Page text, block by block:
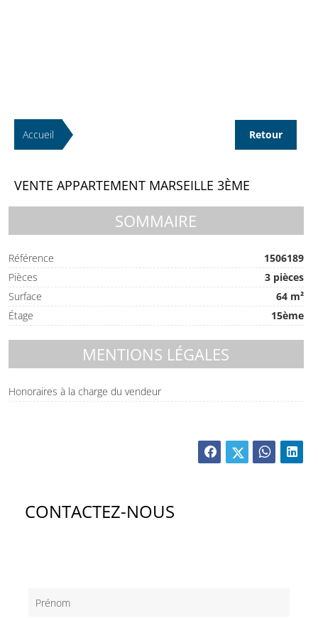
Accueil Retour
VENTE APPARTEMENT MARSEILLE 3ÈME
SOMMAIRE
Référence
1506189
Pièces
3 pièces
Surface
64 m²
Étage
15ème
MENTIONS LÉGALES
Honoraires à la charge du vendeur
CONTACTEZ-NOUS